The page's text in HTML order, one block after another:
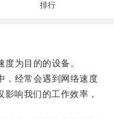
排行
为目的的设备。
经常会遇到网络速度
响我们的工作效率，